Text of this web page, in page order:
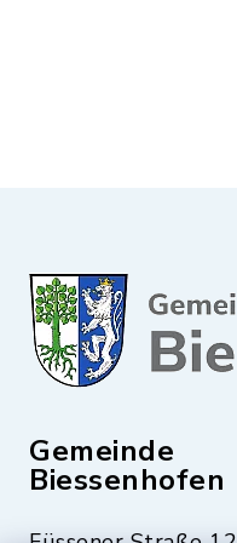
Gemeinde
Biessenhofen